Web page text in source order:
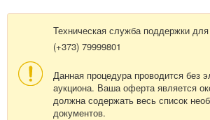
Техническая служба поддержки
(+373) 79999801
Данная процедура проводится без
аукциона. Ваша оферта является
должна содержать весь список
документов.